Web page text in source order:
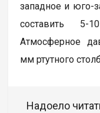
западное и юго-
составить 5-
Атмосферное
мм ртутного
Надоело